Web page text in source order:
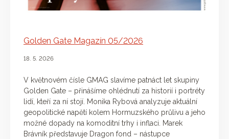
Golden Gate Magazín 05/2026
18. 5. 2026
V květnovém čísle GMAG slavíme patnáct let skupiny
Golden Gate – přinášíme ohlédnutí za historií i portréty
lidí, kteří za ní stojí. Monika Rybová analyzuje aktuální
geopolitické napětí kolem Hormuzského průlivu a jeho
možné dopady na komoditní trhy i inflaci. Marek
Brávník představuje Dragon fond – nástupce